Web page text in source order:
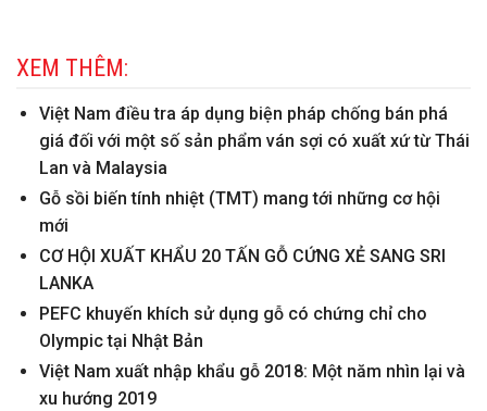
XEM THÊM:
Việt Nam điều tra áp dụng biện pháp chống bán phá
giá đối với một số sản phẩm ván sợi có xuất xứ từ Thái
Lan và Malaysia
Gỗ sồi biến tính nhiệt (TMT) mang tới những cơ hội
mới
CƠ HỘI XUẤT KHẨU 20 TẤN GỖ CỨNG XẺ SANG SRI
LANKA
PEFC khuyến khích sử dụng gỗ có chứng chỉ cho
Olympic tại Nhật Bản
Việt Nam xuất nhập khẩu gỗ 2018: Một năm nhìn lại và
xu hướng 2019